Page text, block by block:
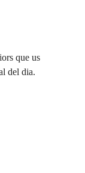
que us
del dia.